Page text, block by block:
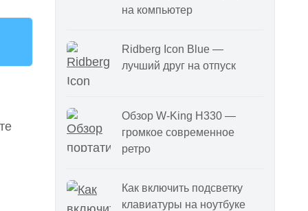
на компьютер
Ridberg Icon Blue —
лучший друг на отпуск
Обзор W-King H330 —
громкое современное
ретро
Как включить подсветку
клавиатуры на ноутбуке